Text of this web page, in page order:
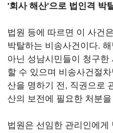
'회사 해산'으로 법인격 박
법원 등에 따르면 이 사건
박탈하는 비송사건이다.
아닌 성남시민들이 청구한
할 수 있으며 비송사건절
산을 명하기 전, 직권으로
산의 보전에 필요한 처분
법원은 선임한 관리인에